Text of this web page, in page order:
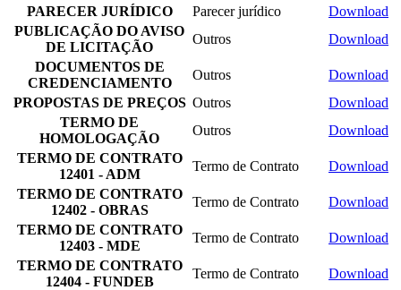
PARECER JURÍDICO Parecer jurídico
Download
PUBLICAÇÃO DO AVISO
DE LICITAÇÃO
Outros
Download
DOCUMENTOS DE
CREDENCIAMENTO
Outros
Download
PROPOSTAS DE PREÇOS Outros
Download
TERMO DE
HOMOLOGAÇÃO
Outros
Download
TERMO DE CONTRATO
12401 - ADM
Termo de Contrato
Download
TERMO DE CONTRATO
12402 - OBRAS
Termo de Contrato
Download
TERMO DE CONTRATO
12403 - MDE
Termo de Contrato
Download
TERMO DE CONTRATO
12404 - FUNDEB
Termo de Contrato
Download